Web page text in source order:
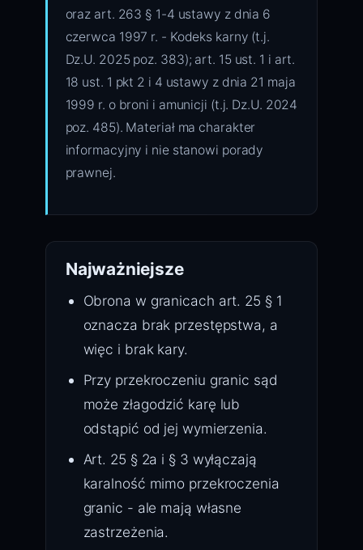
oraz art. 263 § 1-4 ustawy z dnia 6
czerwca 1997 r. - Kodeks karny (t.j.
Dz.U. 2025 poz. 383); art. 15 ust. 1 i art.
18 ust. 1 pkt 2 i 4 ustawy z dnia 21 maja
1999 r. o broni i amunicji (t.j. Dz.U. 2024
poz. 485). Materiał ma charakter
informacyjny i nie stanowi porady
prawnej.
Najważniejsze
Obrona w granicach art. 25 § 1
oznacza brak przestępstwa, a
więc i brak kary.
Przy przekroczeniu granic sąd
może złagodzić karę lub
odstąpić od jej wymierzenia.
Art. 25 § 2a i § 3 wyłączają
karalność mimo przekroczenia
granic - ale mają własne
zastrzeżenia.